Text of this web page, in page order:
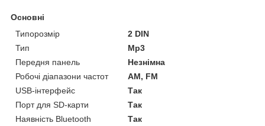
Основні
Типорозмір
2 DIN
Тип
Mp3
Передня панель
Незнімна
Робочі діапазони частот
AM, FM
USB-інтерфейс
Так
Порт для SD-карти
Так
Наявність Bluetooth
Так